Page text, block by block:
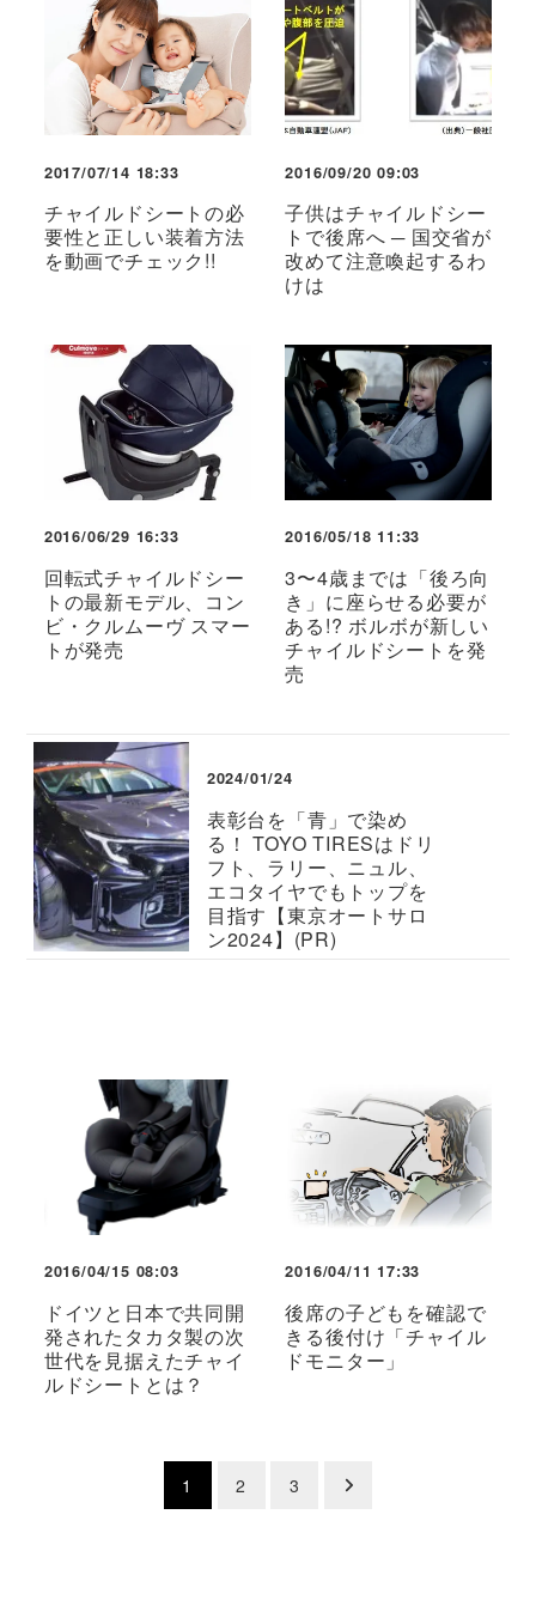
2017/07/14 18:33
チャイルドシートの必
要性と正しい装着方法
を動画でチェック!!
2016/09/20 09:03
子供はチャイルドシー
トで後席へ ─ 国交省が
改めて注意喚起するわ
けは
2016/06/29 16:33
回転式チャイルドシー
トの最新モデル、コン
ビ・クルムーヴ スマー
トが発売
2016/05/18 11:33
3〜4歳までは「後ろ向
き」に座らせる必要が
ある!? ボルボが新しい
チャイルドシートを発
売
2024/01/24
表彰台を「青」で染め
る！ TOYO TIRESはドリ
フト、ラリー、ニュル、
エコタイヤでもトップを
目指す【東京オートサロ
ン2024】(PR)
2016/04/15 08:03
ドイツと日本で共同開
発されたタカタ製の次
世代を見据えたチャイ
ルドシートとは？
2016/04/11 17:33
後席の子どもを確認で
きる後付け「チャイル
ドモニター」
1 2 3